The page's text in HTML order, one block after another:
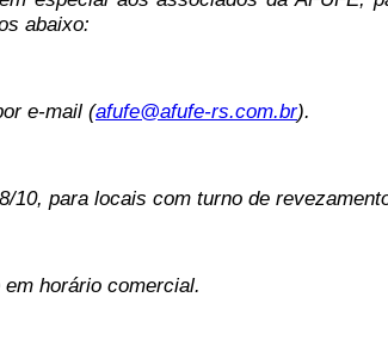
abaixo:
e-mail (afufe@afufe-rs.com.br).
10, para locais com turno de
horário comercial.